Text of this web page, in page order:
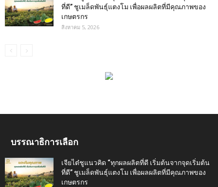
ที่ดี” ชูเมล็ดพันธุ์แตงโม เพื่อผลผลิตที่มีคุณภาพของ
เกษตรกร
สิงหาคม 5, 2026
บรรณาธิการเลือก
เจียไต๋ชูแนวคิด “ทุกผลผลิตที่ดี เริ่มต้นจากจุดเริ่มต้น
ที่ดี” ชูเมล็ดพันธุ์แตงโม เพื่อผลผลิตที่มีคุณภาพของ
เกษตรกร